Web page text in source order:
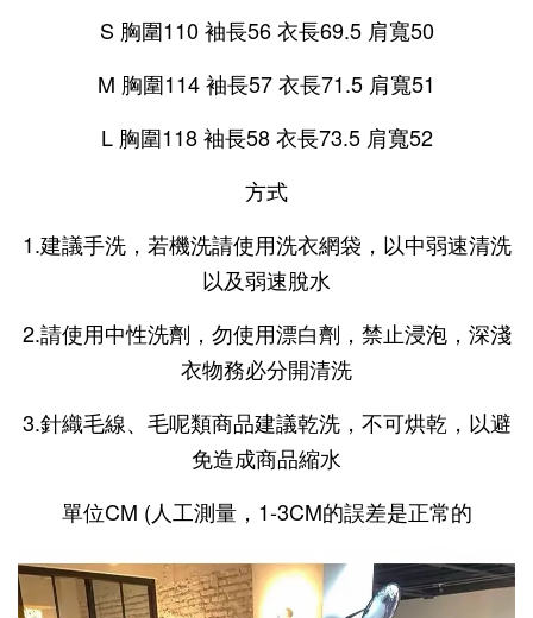
S 胸圍110 袖長56 衣長69.5 肩寬50
M 胸圍114 袖長57 衣長71.5 肩寬51
L 胸圍118 袖長58 衣長73.5 肩寬52
方式
1.建議手洗，若機洗請使用洗衣網袋，以中弱速清洗
以及弱速脫水
2.請使用中性洗劑，勿使用漂白劑，禁止浸泡，深淺
衣物務必分開清洗
3.針織毛線、毛呢類商品建議乾洗，不可烘乾，以避
免造成商品縮水
單位CM (人工測量，1-3CM的誤差是正常的